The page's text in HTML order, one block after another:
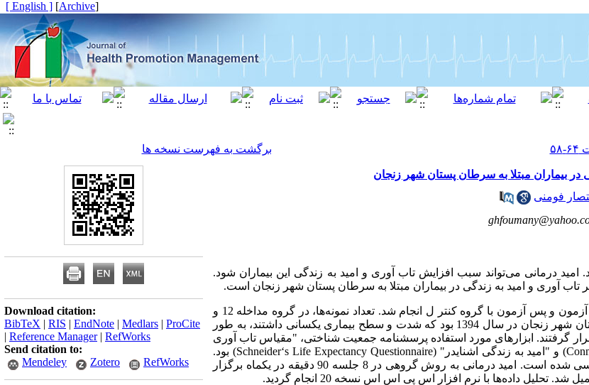
[
Archive
]
[ English ]
برگشت به فهرست نسخه ها
در بیماران مبتلا به سرطان پستان شهر زنجان
فومنی
درمانی می‌تواند سبب افزایش تاب آوری و امید به زندگی این بیماران شود.
آوری و امید به زندگی در بیماران مبتلا به سرطان پستان شهر زنجان است.
این مطالعه نیمه آزمایشی با طرح پیش آزمون و پس آزمون با گروه کنتر ل انجام شد. تعداد نمونه‌ها، در گروه مداخله 12 و
در گروه کنترل 15 نفر از زنان مبتلا به سرطان پستان شهر زنجان در سال 1394 بود که شدت و سطح بیماری یکسانی داشتند، به طور
گرفتند. ابزارهای مورد استفاده پرسشنامه جمعیت شناختی، "مقیاس تاب آوری
) و "امید به زندگی اشنایدر" (Schneider‘s Life Expectancy Questionnaire) بود.
روایی و پایایی این ابزارها در پژوهش‌های قبلی بررسی شده است. امید درمانی به روش گروهی در 8 جلسه 90 دقیقه در یکماه برگزار
داده‌ها با نرم افزار اس پی اس اس نسخه 20 انجام گردید.
Download citation:
BibTeX | RIS | EndNote | Medlars | ProCite
| Reference Manager| RefWorks
Send citation to:
Mendeley
Zotero RefWorks